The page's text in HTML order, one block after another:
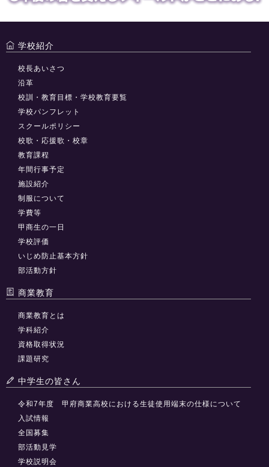
学校紹介
校長あいさつ
沿革
校訓・教育目標・学校教育要覧
学校パンフレット
スクールポリシー
校歌・応援歌・校章
教育課程
年間行事予定
施設紹介
制服について
学費等
甲商生の一日
学校評価
いじめ防止基本方針
部活動方針
商業教育
商業教育とは
学科紹介
資格取得状況
課題研究
中学生の皆さん
令和7年度 甲府商業高校における生徒使用端末の仕様について
入試情報
全国募集
部活動見学
学校説明会